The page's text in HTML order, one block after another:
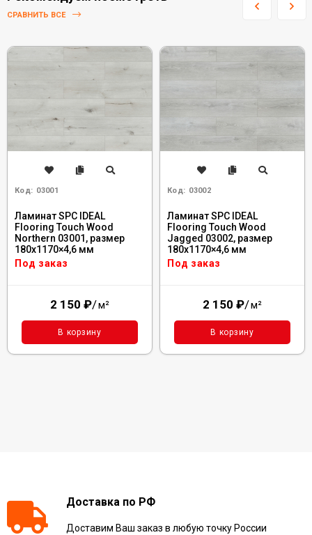
СРАВНИТЬ ВСЕ
Код: 03001
Ламинат SPC IDEAL
Flooring Touch Wood
Northern 03001, размер
180x1170×4,6 мм
Под заказ
2 150 ₽/м²
В корзину
Код: 03002
Ламинат SPC IDEAL
Flooring Touch Wood
Jagged 03002, размер
180x1170×4,6 мм
Под заказ
2 150 ₽/м²
В корзину
Доставка по РФ
Доставим Ваш заказ в любую точку России